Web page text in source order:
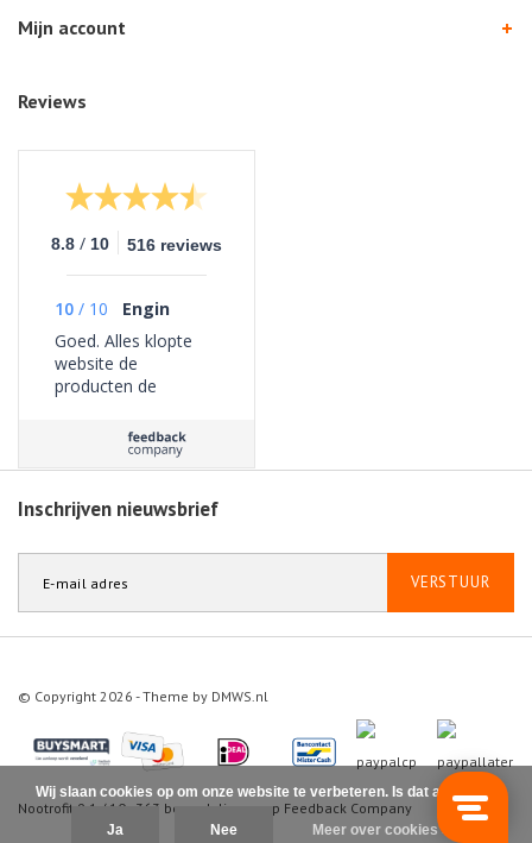
Mijn account
Reviews
8.8 / 10 516 reviews
10 / 10
Engin
Goed. Alles klopte
website de
producten de
problemen ervaren.
Inschrijven nieuwsbrief
VERSTUUR
© Copyright 2026 - Theme by DMWS.nl
Nootrofit 9.1 / 10 363 beoordelingen op Feedback Company
Wij slaan cookies op om onze website te verbeteren. Is dat akkoord?
Ja Nee Meer over cookies »